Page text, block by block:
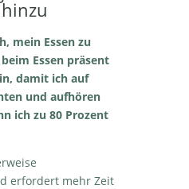
mein Essen zu
Essen präsent
damit ich auf
und aufhören
ich zu 80 Prozent
erfordert mehr Zeit